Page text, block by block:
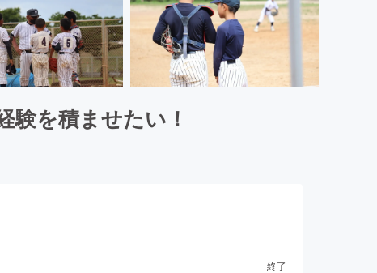
験を積ませたい！
終了